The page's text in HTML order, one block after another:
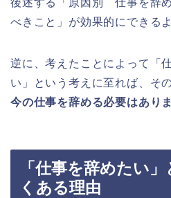
べきこと」が効果的にできる
逆に、考えたことによって「
い」という考えに至れば、そ
今の仕事を辞める必要はありま
「仕事を辞めたい
くある理由